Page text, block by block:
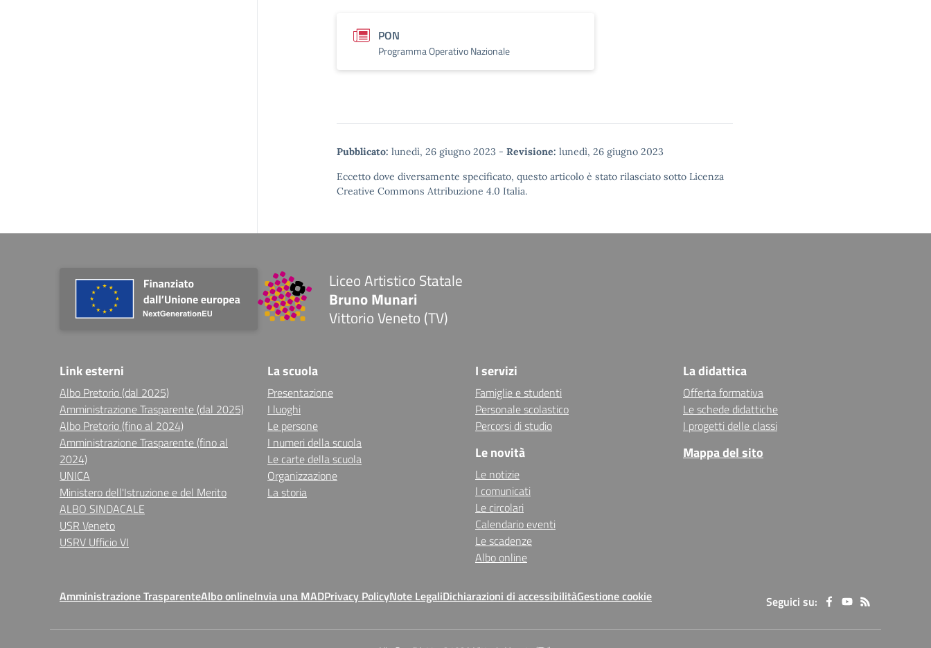
PON
Programma Operativo Nazionale
Pubblicato: lunedì, 26 giugno 2023 - Revisione: lunedì, 26 giugno 2023
Eccetto dove diversamente specificato, questo articolo è stato rilasciato sotto Licenza
Creative Commons Attribuzione 4.0 Italia.
Liceo Artistico Statale
Bruno Munari
Vittorio Veneto (TV)
Link esterni
Albo Pretorio (dal 2025)
Amministrazione Trasparente (dal 2025)
Albo Pretorio (fino al 2024)
Amministrazione Trasparente (fino al
2024)
UNICA
Ministero dell'Istruzione e del Merito
ALBO SINDACALE
USR Veneto
USRV Ufficio VI
La scuola
Presentazione
I luoghi
Le persone
I numeri della scuola
Le carte della scuola
Organizzazione
La storia
I servizi
Famiglie e studenti
Personale scolastico
Percorsi di studio
Le novità
Le notizie
I comunicati
Le circolari
Calendario eventi
Le scadenze
Albo online
La didattica
Offerta formativa
Le schede didattiche
I progetti delle classi
Mappa del sito
Amministrazione TrasparenteAlbo onlineInvia una MADPrivacy PolicyNote LegaliDichiarazioni di accessibilitàGestione cookie Seguici su: